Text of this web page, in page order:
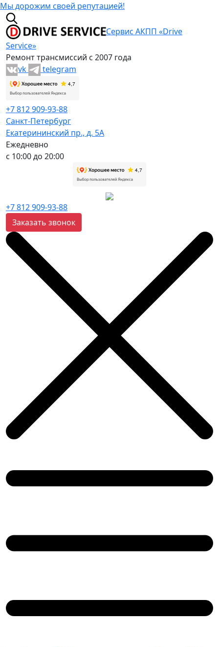
Мы дорожим своей репутацией!
Сервис АКПП «Drive
Service»
Ремонт трансмиссий с 2007 года
vk
telegram
+7 812 909-93-88
Санкт-Петербург
Екатерининский пр., д. 5А
Ежедневно
с 10:00 до 20:00
+7 812 909-93-88
Заказать звонок